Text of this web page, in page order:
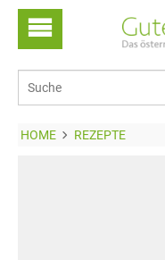
HOME REZEPTE